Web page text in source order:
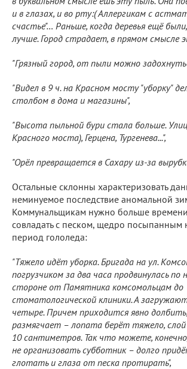
и в глазах, и во рту:( Аллергикам с
счастье"… Раньше, когда деревья ещё
лучше. Город страдает, в прямом смысле
"Грязный город, от пыли можно
"Видел в 9 ч. на Красном мосту "уборку"
столбом в дома и магазины",
"Высота пыльной бури стала больше.
Красного моста), Герцена, Тургенева...",
"Орёл превращается в Сахару из-за
Остальные склонны характеризовать
неминуемое последствие аномальной
Коммунальщикам нужно больше
совладать с песком, щедро посыпанным
период гололеда:
"Тяжело идёт уборка. Бригада на ул.
погрузчиком за два часа продвинулась по
стороне от Памятника комсомольцам до
стоматологической клиники. А
четыре. Причем приходится явно
размягчает – лопата берёт тяжело, слой
10 сантиметров. Так что можете,
не организовать субботник – долго
глотать и глаза от песка протирать",